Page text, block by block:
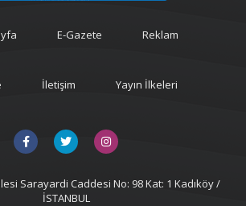
E-Gazete Reklam
İletişim Yayın İlkeleri
Sarayardi Caddesi No: 98 Kat: 1 Kadıköy /
İSTANBUL